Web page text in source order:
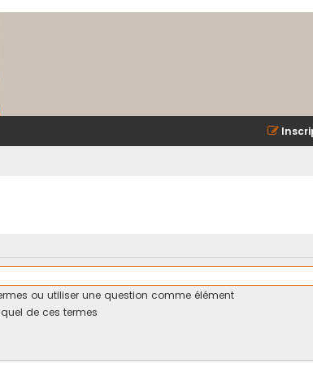
ou utiliser une question comme élément
de ces termes